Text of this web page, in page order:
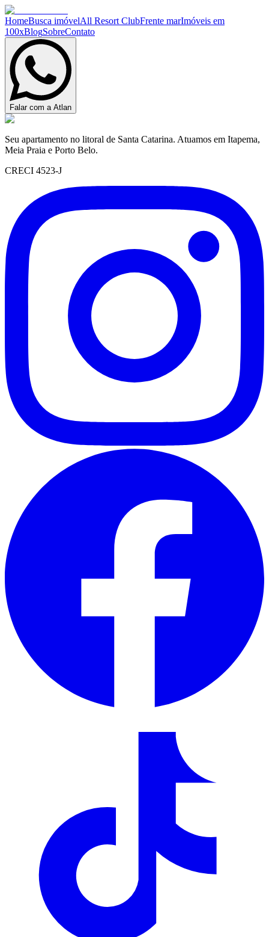
HomeBusca imóvelAll Resort ClubFrente marImóveis em
100xBlogSobreContato
Falar com a Atlan
Seu apartamento no litoral de Santa Catarina. Atuamos em Itapema,
Meia Praia e Porto Belo.
CRECI 4523-J